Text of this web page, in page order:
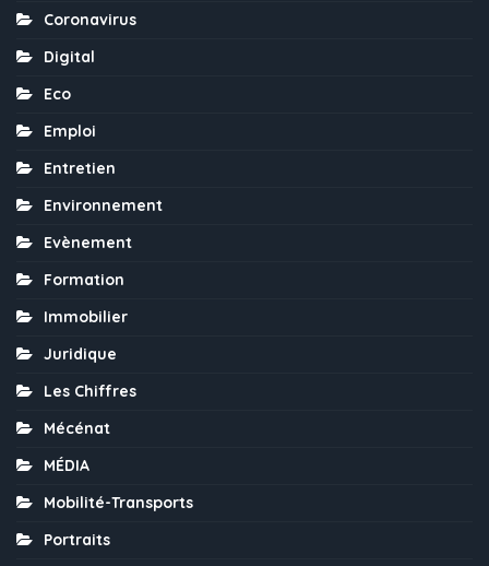
Coronavirus
Digital
Eco
Emploi
Entretien
Environnement
Evènement
Formation
Immobilier
Juridique
Les Chiffres
Mécénat
MÉDIA
Mobilité-Transports
Portraits